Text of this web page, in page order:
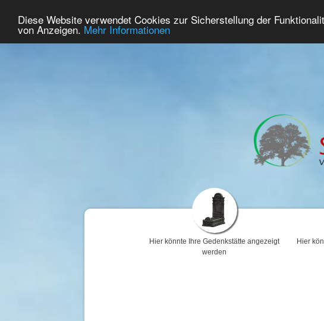
Diese Website verwendet Cookies zur Sicherstellung der
von Anzeigen. Mehr Informationen
Home Premium Gedenken
Hier könnte Ihre Gedenkstätte angezeigt
werden
Hier